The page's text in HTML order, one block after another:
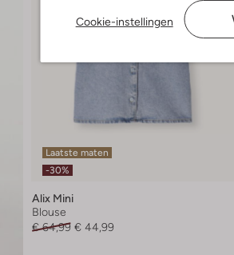
Cookie-instellingen
Laatste maten
-30%
Alix Mini
Blouse
€ 64,99 € 44,99